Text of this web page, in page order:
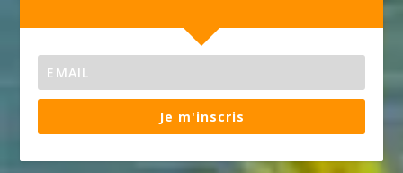
Je m'inscris